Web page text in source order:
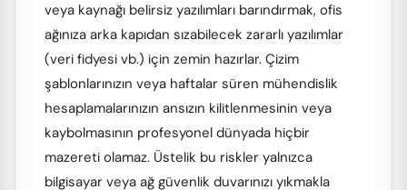
veya kaynağı belirsiz yazılımları barındırmak, ofis
ağınıza arka kapıdan sızabilecek zararlı yazılımlar
(veri fidyesi vb.) için zemin hazırlar. Çizim
şablonlarınızın veya haftalar süren mühendislik
hesaplamalarınızın ansızın kilitlenmesinin veya
kaybolmasının profesyonel dünyada hiçbir
mazereti olamaz. Üstelik bu riskler yalnızca
bilgisayar veya ağ güvenlik duvarınızı yıkmakla